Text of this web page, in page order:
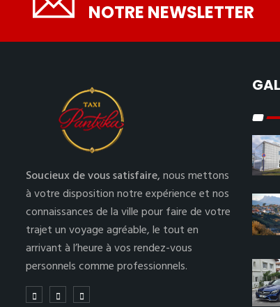
NOTRE NEWSLETTER
Soucieux de vous satisfaire,nous mettons
à votre disposition notre expérience et nos
connaissances de la ville pour faire de votre
trajet un voyage agréable, le tout en
arrivant à l’heure à vos rendez-vous
personnels comme professionnels.